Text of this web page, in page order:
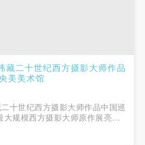
藏二十世纪西方摄影大师作品
美美术馆
十世纪西方摄影大师作品中国巡
规模西方摄影大师原作展亮相
摄影史经典原作呈现2011年8
美术馆、中央编译出版社共同